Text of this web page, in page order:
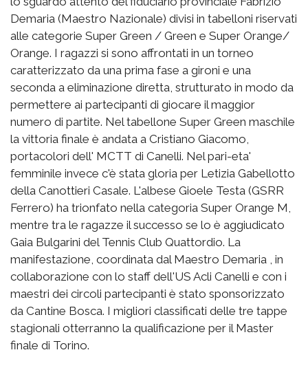
Demaria (Maestro Nazionale) divisi in tabelloni riservati
alle categorie Super Green / Green e Super Orange/
Orange. I ragazzi si sono affrontati in un torneo
caratterizzato da una prima fase a gironi e una
seconda a eliminazione diretta, strutturato in modo da
permettere ai partecipanti di giocare il maggior
numero di partite. Nel tabellone Super Green maschile
la vittoria finale è andata a Cristiano Giacomo,
portacolori dell' MCTT di Canelli. Nel pari-eta'
femminile invece c'è stata gloria per Letizia Gabellotto
della Canottieri Casale. L'albese Gioele Testa (GSRR
Ferrero) ha trionfato nella categoria Super Orange M,
mentre tra le ragazze il successo se lo è aggiudicato
Gaia Bulgarini del Tennis Club Quattordio. La
manifestazione, coordinata dal Maestro Demaria , in
collaborazione con lo staff dell'US Acli Canelli e con i
maestri dei circoli partecipanti è stato sponsorizzato
da Cantine Bosca. I migliori classificati delle tre tappe
stagionali otterranno la qualificazione per il Master
finale di Torino.